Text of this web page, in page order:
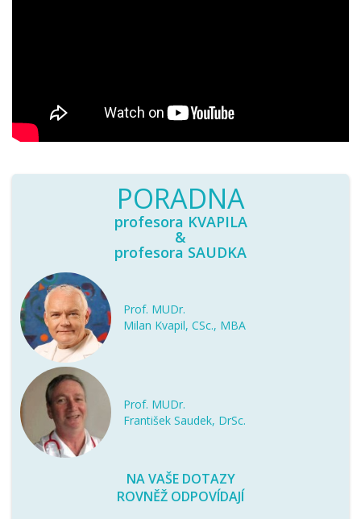
PORADNA
profesora KVAPILA
&
profesora SAUDKA
Prof. MUDr.
Milan Kvapil, CSc., MBA
Prof. MUDr.
František Saudek, DrSc.
NA VAŠE DOTAZY
ROVNĚŽ ODPOVÍDAJÍ